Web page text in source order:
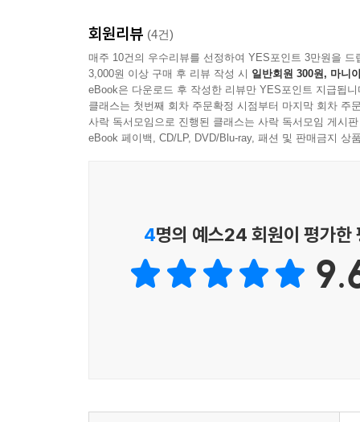
오래된 LP 바의 주인장처럼 신청곡을 적은 메모
행복하게 해준 팝의 명곡들은 지금까지도 우리를
음악 감상을 위한 QR 코드 수록
저자가 꼽은 명반 50선 소개
저자의 친절한 설명과 더불어 지나온 날들의 향수
이소라
회원리뷰 (4건)
매주 10건의 우수리뷰를 선정하여 YES포인트 3만원을 드
3,000원 이상 구매 후 리뷰 작성 시 일반회원 300원, 마니
eBook은 다운로드 후 작성한 리뷰만 YES포인트 지급됩니
클래스는 첫번째 회차 주문확정 시점부터 마지막 회차 주
사락 독서모임으로 진행된 클래스는 사락 독서모임 게시
eBook 페이백, CD/LP, DVD/Blu-ray, 패션 및 판매금지 상
4명의 예스24 회원이 평가한